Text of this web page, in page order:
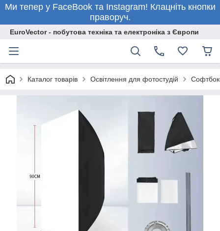
Ми тепер у FaceBook та Instagram! Клацніть кнопки
праворуч.
EuroVector - побутова техніка та електроніка з Європи
Каталог товарів Освітлення для фотостудій